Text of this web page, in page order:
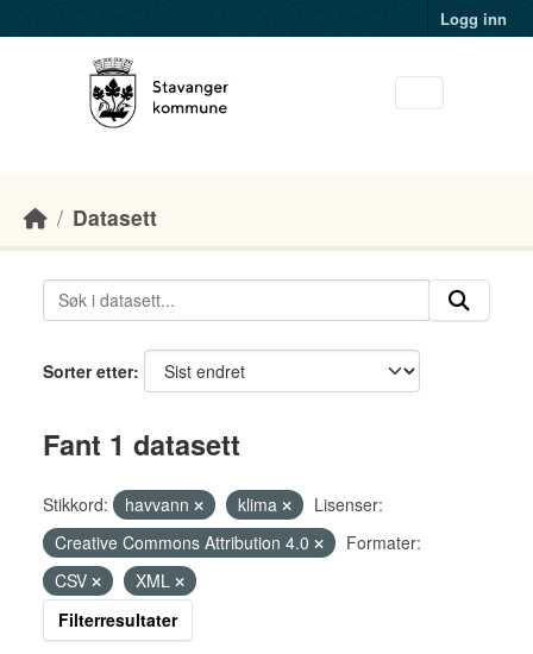
Logg inn
Datasett
Sorter etter
Fant 1 datasett
Stikkord: havvann klima
Lisenser:
Creative Commons Attribution 4.0
Formater:
CSV
XML
Filterresultater